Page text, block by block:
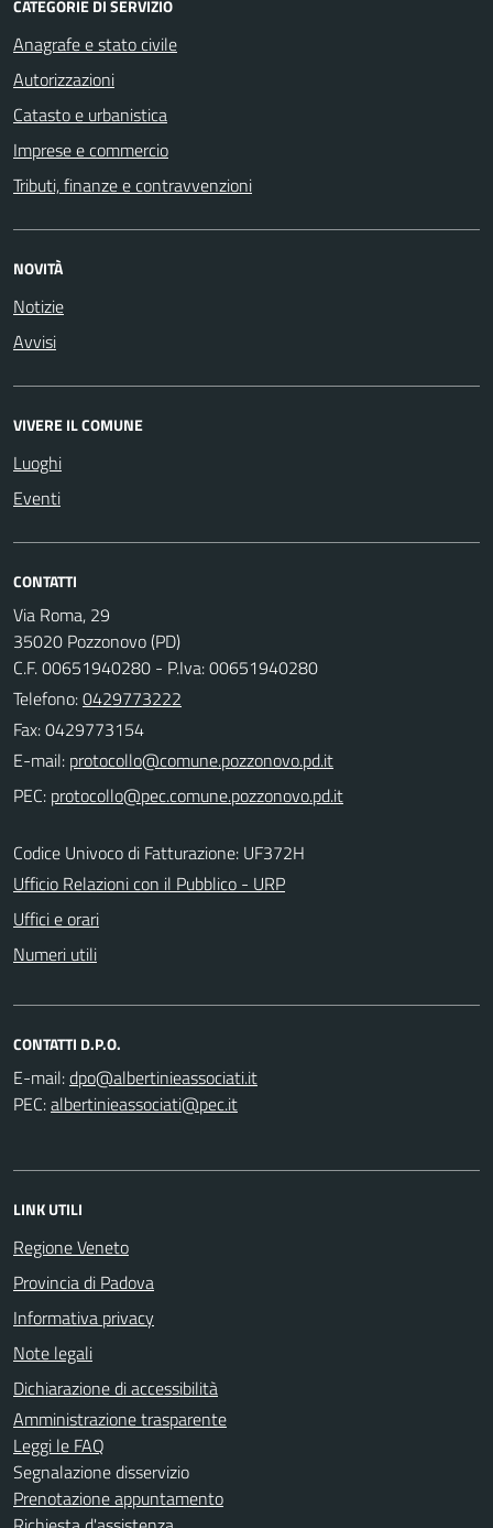
CATEGORIE DI SERVIZIO
Anagrafe e stato civile
Autorizzazioni
Catasto e urbanistica
Imprese e commercio
Tributi, finanze e contravvenzioni
NOVITÀ
Notizie
Avvisi
VIVERE IL COMUNE
Luoghi
Eventi
CONTATTI
Via Roma, 29
35020 Pozzonovo (PD)
C.F. 00651940280 - P.Iva: 00651940280
Telefono:0429773222
Fax: 0429773154
E-mail:
PEC:
Codice Univoco di Fatturazione: UF372H
Ufficio Relazioni con il Pubblico - URP
Uffici e orari
Numeri utili
CONTATTI D.P.O.
E-mail:
PEC:
LINK UTILI
Regione Veneto
Provincia di Padova
Informativa privacy
Note legali
Dichiarazione di accessibilità
Amministrazione trasparente
Leggi le FAQ
Segnalazione disservizio
Prenotazione appuntamento